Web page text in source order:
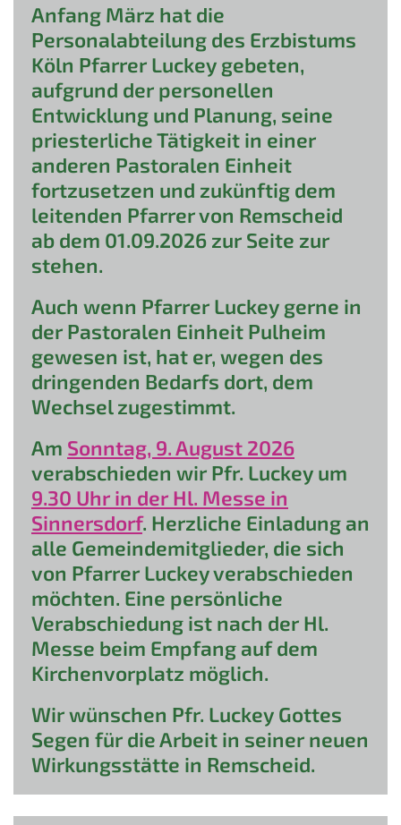
Anfang März hat die
Personalabteilung des Erzbistums
Köln Pfarrer Luckey gebeten,
aufgrund der personellen
Entwicklung und Planung, seine
priesterliche Tätigkeit in einer
anderen Pastoralen Einheit
fortzusetzen und zukünftig dem
leitenden Pfarrer von Remscheid
ab dem 01.09.2026 zur Seite zur
stehen.
Auch wenn Pfarrer Luckey gerne in
der Pastoralen Einheit Pulheim
gewesen ist, hat er, wegen des
dringenden Bedarfs dort, dem
Wechsel zugestimmt.
Am Sonntag, 9. August 2026
verabschieden wir Pfr. Luckey um
9.30 Uhr in der Hl. Messe in
Sinnersdorf. Herzliche Einladung an
alle Gemeindemitglieder, die sich
von Pfarrer Luckey verabschieden
möchten. Eine persönliche
Verabschiedung ist nach der Hl.
Messe beim Empfang auf dem
Kirchenvorplatz möglich.
Wir wünschen Pfr. Luckey Gottes
Segen für die Arbeit in seiner neuen
Wirkungsstätte in Remscheid.